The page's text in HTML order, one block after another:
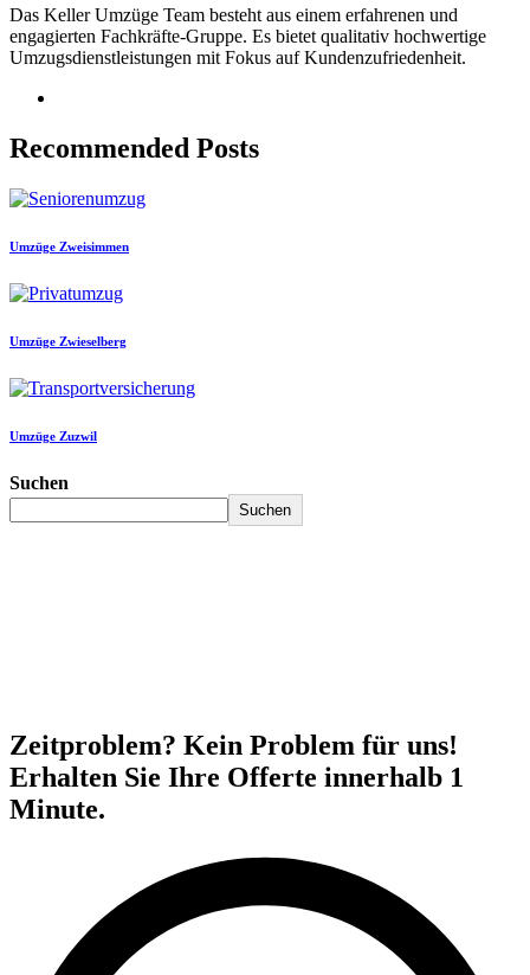
Das Keller Umzüge Team besteht aus einem erfahrenen und
engagierten Fachkräfte-Gruppe. Es bietet qualitativ hochwertige
Umzugsdienstleistungen mit Fokus auf Kundenzufriedenheit.
Recommended Posts
Umzüge Zweisimmen
Umzüge Zwieselberg
Umzüge Zuzwil
Suchen
Suchen
Zeitproblem? Kein Problem für uns!
Erhalten Sie Ihre Offerte innerhalb 1
Minute.